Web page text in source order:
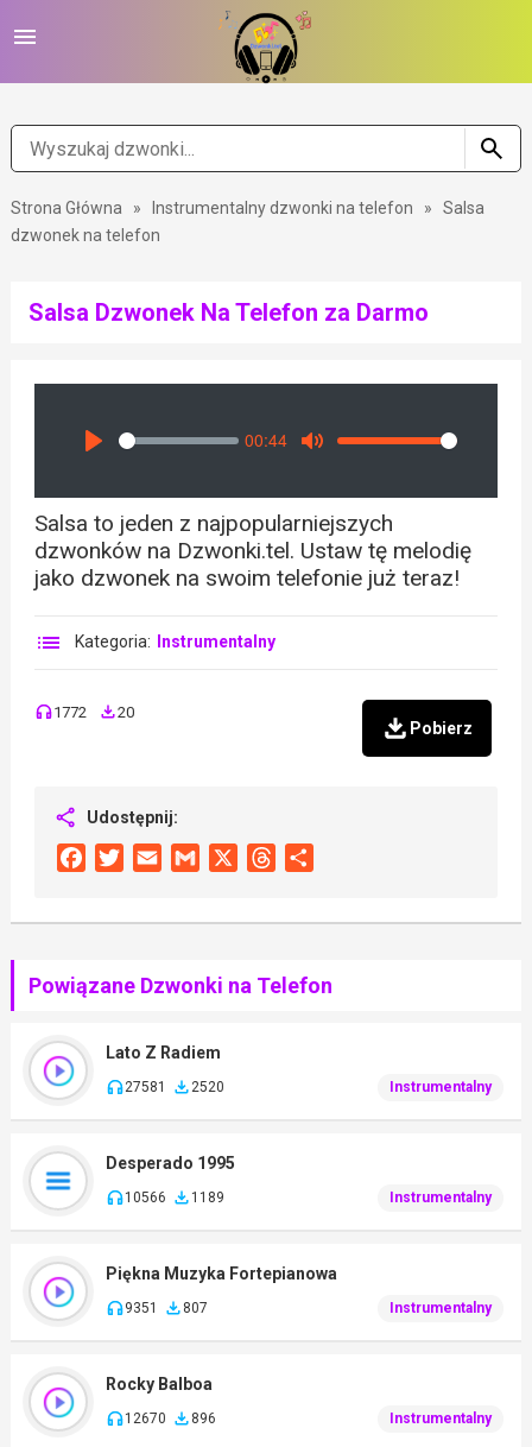
Strona Główna » Instrumentalny dzwonki na telefon »
Salsa
dzwonek na telefon
Salsa Dzwonek Na Telefon za Darmo
Seek
00:44
Volume
Salsa to jeden z najpopularniejszych
dzwonków na Dzwonki.tel. Ustaw tę melodię
jako dzwonek na swoim telefonie już teraz!
Kategoria: Instrumentalny
1772 20
Pobierz
Udostępnij:
FacebookTwitterEmail Gmail Threads
Powiązane Dzwonki na Telefon
Lato Z Radiem
27581 2520 Instrumentalny
Desperado 1995
10566 1189 Instrumentalny
Piękna Muzyka Fortepianowa
9351 807 Instrumentalny
Rocky Balboa
12670 896 Instrumentalny